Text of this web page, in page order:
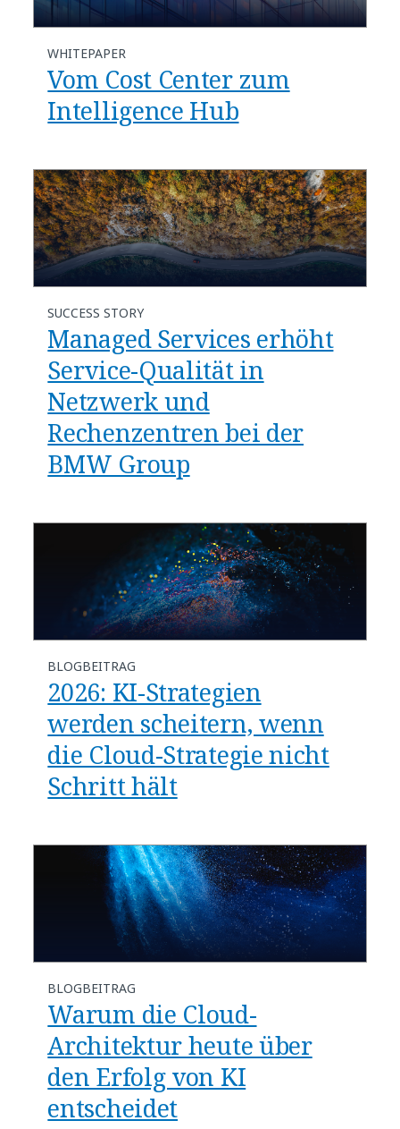
WHITEPAPER
Vom Cost Center zum
Intelligence Hub
SUCCESS STORY
Managed Services erhöht
Service-Qualität in
Netzwerk und
Rechenzentren bei der
BMW Group
BLOGBEITRAG
​​2026: KI-Strategien
werden scheitern, wenn
die Cloud-Strategie nicht
Schritt hält​
BLOGBEITRAG
​​Warum die Cloud-
Architektur heute über
den Erfolg von KI
entscheidet​